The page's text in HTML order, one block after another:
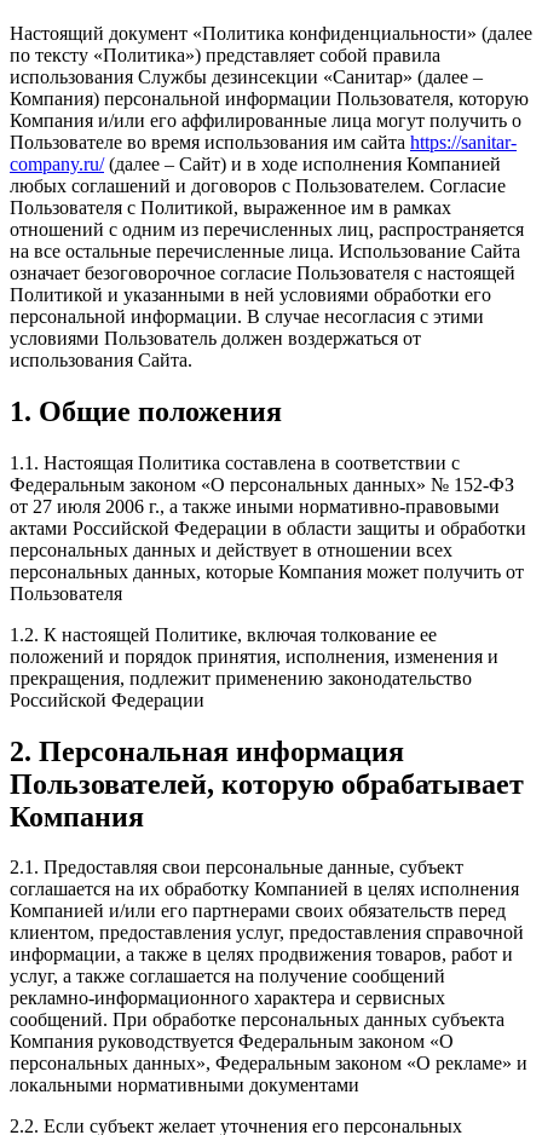
Настоящий документ «Политика конфиденциальности» (далее
по тексту «Политика») представляет собой правила
использования Службы дезинсекции «Санитар» (далее –
Компания) персональной информации Пользователя, которую
Компания и/или его аффилированные лица могут получить о
Пользователе во время использования им сайта https://sanitar-
company.ru/(далее – Сайт) и в ходе исполнения Компанией
любых соглашений и договоров с Пользователем. Согласие
Пользователя с Политикой, выраженное им в рамках
отношений с одним из перечисленных лиц, распространяется
на все остальные перечисленные лица. Использование Сайта
означает безоговорочное согласие Пользователя с настоящей
Политикой и указанными в ней условиями обработки его
персональной информации. В случае несогласия с этими
условиями Пользователь должен воздержаться от
использования Сайта.
1. Общие положения
1.1. Настоящая Политика составлена в соответствии с
Федеральным законом «О персональных данных» № 152-ФЗ
от 27 июля 2006 г., а также иными нормативно-правовыми
актами Российской Федерации в области защиты и обработки
персональных данных и действует в отношении всех
персональных данных, которые Компания может получить от
Пользователя
1.2. К настоящей Политике, включая толкование ее
положений и порядок принятия, исполнения, изменения и
прекращения, подлежит применению законодательство
Российской Федерации
2. Персональная информация
Пользователей, которую обрабатывает
Компания
2.1. Предоставляя свои персональные данные, субъект
соглашается на их обработку Компанией в целях исполнения
Компанией и/или его партнерами своих обязательств перед
клиентом, предоставления услуг, предоставления справочной
информации, а также в целях продвижения товаров, работ и
услуг, а также соглашается на получение сообщений
рекламно-информационного характера и сервисных
сообщений. При обработке персональных данных субъекта
Компания руководствуется Федеральным законом «О
персональных данных», Федеральным законом «О рекламе» и
локальными нормативными документами
2.2. Если субъект желает уточнения его персональных